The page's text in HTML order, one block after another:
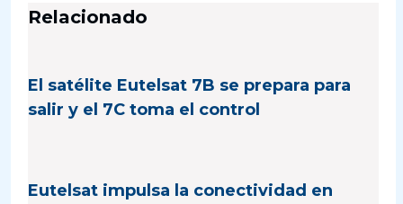
Relacionado
El satélite Eutelsat 7B se prepara para
salir y el 7C toma el control
Eutelsat impulsa la conectividad en